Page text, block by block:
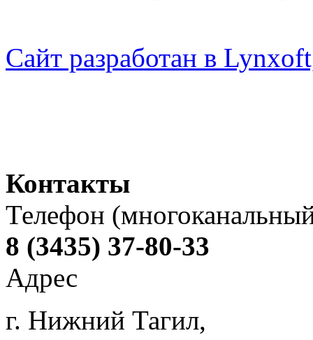
Сайт разработан в
Контакты
Телефон
8 (3435) 37-80-33
Адрес
г. Нижний Тагил,